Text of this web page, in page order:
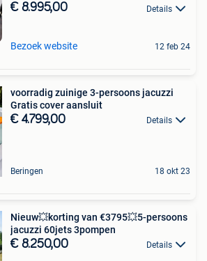
€ 8.995,00 Details
Bezoek website 12 feb 24
voorradig zuinige 3-persoons jacuzzi
Gratis cover aansluit
€ 4.799,00 Details
Beringen 18 okt 23
Nieuw💥korting van €3795💥5-persoons
jacuzzi 60jets 3pompen
€ 8.250,00 Details